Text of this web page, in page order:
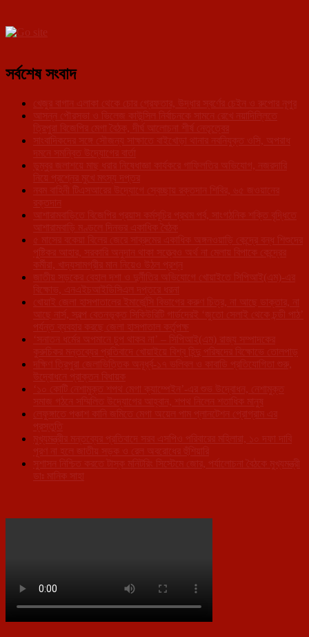
সর্বশেষ সংবাদ
খেজুর বাগান এলাকা থেকে চোর গ্রেফতার, উদ্ধার স্বর্ণের চেইন ও রুপোর নূপুর
আসন্ন পৌরসভা ও ভিলেজ কাউন্সিল নির্বাচনকে সামনে রেখে নয়াদিল্লিতে
ত্রিপুরা বিজেপির মেগা বৈঠক, দীর্ঘ আলোচনা শীর্ষ নেতৃত্বের
সাংবাদিকদের সঙ্গে সৌজন্য সাক্ষাতে বাইখোড়া থানার নবনিযুক্ত ওসি, অপরাধ
দমনে সমন্বিত উদ্যোগের বার্তা
ডুম্বুর জলাশয়ে মাছ ধরার নিষেধাজ্ঞা কার্যকরে গাফিলতির অভিযোগ, নজরদারি
নিয়ে প্রশ্নের মুখে মৎস্য দপ্তর
নবম বাহিনী টিএসআরের উদ্যোগে স্বেচ্ছায় রক্তদান শিবির, ৬৫ জওয়ানের
রক্তদান
আশারামবাড়িতে বিজেপির প্রয়াস কর্মসূচির প্রথম পর্ব, সাংগঠনিক শক্তি বৃদ্ধিতে
আশারামবাড়ি মণ্ডলে দিনভর একাধিক বৈঠক
৫ মাসের বকেয়া বিলের জেরে সাব্রুমের একাধিক অঙ্গনওয়াড়ি কেন্দ্রে বন্ধ শিশুদের
পুষ্টিকর আহার, সরকারি অনুদান থাকা সত্ত্বেও অর্থ না মেলায় বিপাকে কেন্দ্রের
কর্মীরা, খাদ্যসামগ্রীর মান নিয়েও উঠল প্রশ্ন
জাতীয় সড়কের বেহাল দশা ও দুর্নীতির অভিযোগে খোয়াইতে সিপিআই(এম)-এর
বিক্ষোভ, এনএইচআইডিসিএল দপ্তরে ধরনা
খোয়াই জেলা হাসপাতালের ইমার্জেন্সি বিভাগের করুণ চিত্র, না আছে ডাক্তার, না
আছে নার্স, স্বল্প বেতনভূক্ত সিকিউরিটি গার্ডদেরই ‘জুতো সেলাই থেকে চন্ডী পাঠ’
পর্যন্ত ব্যবহার করছে জেলা হাসপাতাল কর্তৃপক্ষ
‘সনাতন ধর্মের অপমানে চুপ থাকব না’ – সিপিআই(এম) রাজ্য সম্পাদকের
কুরুচিকর মন্তব্যের প্রতিবাদে খোয়াইয়ে বিশ্ব হিন্দু পরিষদের বিক্ষোভে তোলপাড়
দক্ষিণ ত্রিপুরা জেলাভিত্তিক অনূর্ধ্ব-১৭ ভলিবল ও কাবাডি প্রতিযোগিতা শুরু,
উদ্বোধনে প্রাক্তন বিধায়ক
‘১০ কোটি নেশামুক্ত শপথ মেগা ক্যাম্পেইন’-এর শুভ উদ্বোধন, নেশামুক্ত
সমাজ গঠনে সম্মিলিত উদ্যোগের আহ্বান, শপথ নিলেন শতাধিক মানুষ
লেফুঙ্গাতে পঞ্চাশ কানি জমিতে মেগা অয়েল পাম প্লানটেশন প্রোগ্রাম এর
প্রস্তুতি
মুখ্যমন্ত্রীর মন্তব্যের প্রতিবাদে সরব এসপিও পরিবারের মহিলারা, ১০ দফা দাবি
পূরণ না হলে জাতীয় সড়ক ও রেল অবরোধের হুঁশিয়ারি
সুশাসন নিশ্চিত করতে টাস্ক মনিটরিং সিস্টেমে জোর, পর্যালোচনা বৈঠকে মুখ্যমন্ত্রী
ডাঃ মানিক সাহা